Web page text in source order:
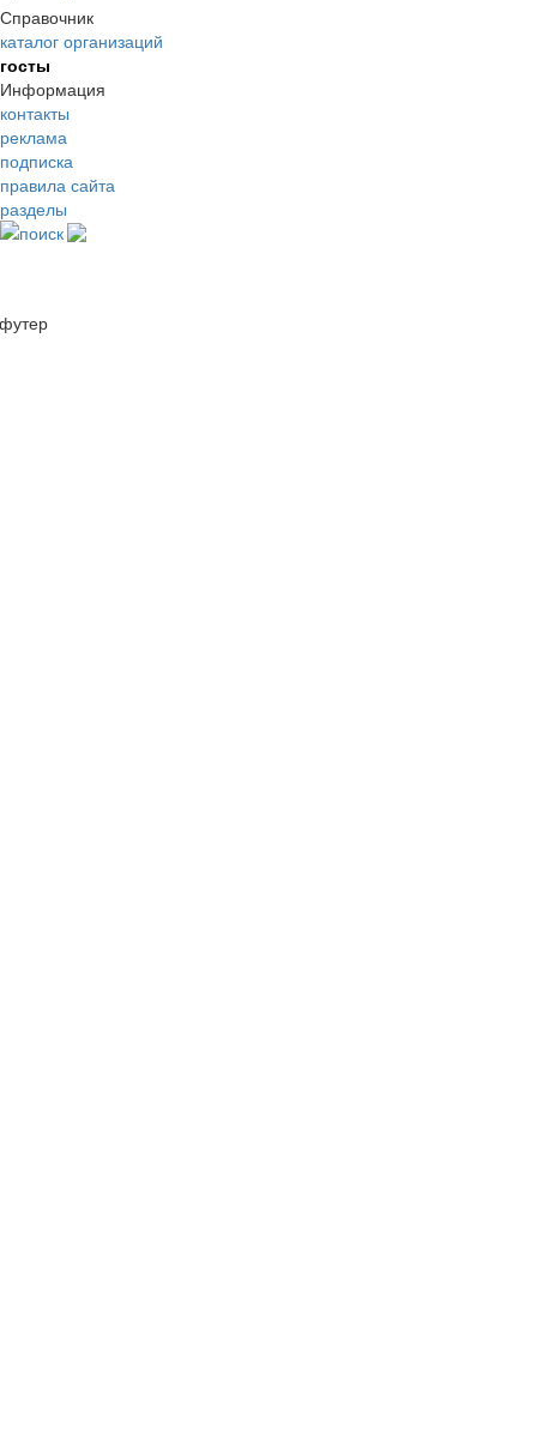
Справочник
каталог организаций
госты
Информация
контакты
реклама
подписка
правила сайта
разделы
поиск
футер